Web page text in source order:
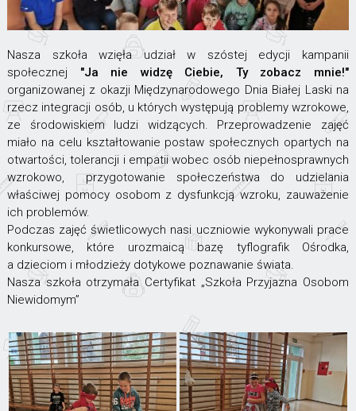
Nasza szkoła wzięła udział w szóstej edycji kampanii
społecznej "Ja nie widzę Ciebie, Ty zobacz mnie!"
organizowanej z okazji Międzynarodowego Dnia Białej Laski na
rzecz integracji osób, u których występują problemy wzrokowe,
ze środowiskiem ludzi widzących. Przeprowadzenie zajęć
miało na celu kształtowanie postaw społecznych opartych na
otwartości, tolerancji i empatii wobec osób niepełnosprawnych
wzrokowo, przygotowanie społeczeństwa do udzielania
właściwej pomocy osobom z dysfunkcją wzroku, zauważenie
ich problemów.
Podczas zajęć świetlicowych nasi uczniowie wykonywali prace
konkursowe, które urozmaicą bazę tyflografik Ośrodka,
a dzieciom i młodzieży dotykowe poznawanie świata.
Nasza szkoła otrzymała Certyfikat „Szkoła Przyjazna Osobom
Niewidomym”